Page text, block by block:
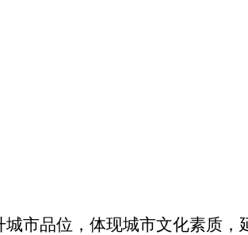
城市品位，体现城市文化素质，